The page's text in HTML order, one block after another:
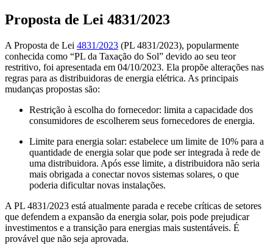
Proposta de Lei 4831/2023
A Proposta de Lei 4831/2023 (PL 4831/2023), popularmente
conhecida como “PL da Taxação do Sol” devido ao seu teor
restritivo, foi apresentada em 04/10/2023. Ela propõe alterações nas
regras para as distribuidoras de energia elétrica. As principais
mudanças propostas são:
Restrição à escolha do fornecedor: limita a capacidade dos
consumidores de escolherem seus fornecedores de energia.
Limite para energia solar: estabelece um limite de 10% para a
quantidade de energia solar que pode ser integrada à rede de
uma distribuidora. Após esse limite, a distribuidora não seria
mais obrigada a conectar novos sistemas solares, o que
poderia dificultar novas instalações.
A PL 4831/2023 está atualmente parada e recebe críticas de setores
que defendem a expansão da energia solar, pois pode prejudicar
investimentos e a transição para energias mais sustentáveis. É
provável que não seja aprovada.